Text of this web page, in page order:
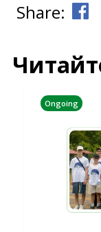
Share:
Ongoing